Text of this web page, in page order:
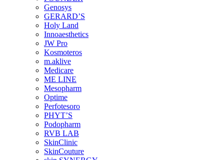
Genosys
GERARD’S
Holy Land
Innoaesthetics
JW Pro
Kosmoteros
m.aklive
Medicare
ME LINE
Mesopharm
Optime
Perfotesoro
PHYT’S
Podopharm
RVB LAB
SkinClinic
SkinCouture